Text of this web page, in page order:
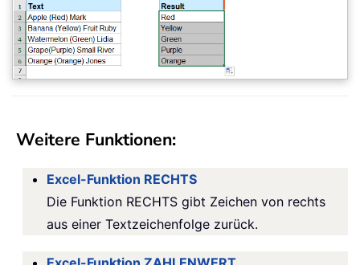
Weitere Funktionen:
Excel-Funktion RECHTS
Die Funktion RECHTS gibt Zeichen von rechts
aus einer Textzeichenfolge zurück.